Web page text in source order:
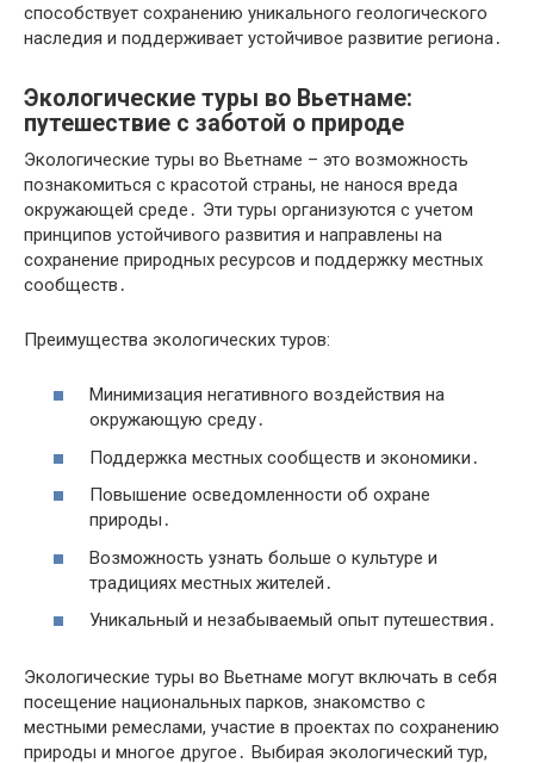
способствует сохранению уникального геологического
наследия и поддерживает устойчивое развитие региона․
Экологические туры во Вьетнаме:
путешествие с заботой о природе
Экологические туры во Вьетнаме – это возможность
познакомиться с красотой страны, не нанося вреда
окружающей среде․ Эти туры организуются с учетом
принципов устойчивого развития и направлены на
сохранение природных ресурсов и поддержку местных
сообществ․
Преимущества экологических туров:
Минимизация негативного воздействия на
окружающую среду․
Поддержка местных сообществ и экономики․
Повышение осведомленности об охране
природы․
Возможность узнать больше о культуре и
традициях местных жителей․
Уникальный и незабываемый опыт путешествия․
Экологические туры во Вьетнаме могут включать в себя
посещение национальных парков, знакомство с
местными ремеслами, участие в проектах по сохранению
природы и многое другое․ Выбирая экологический тур,